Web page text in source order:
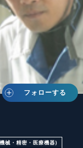
フォローする
械・精密・医療機器)